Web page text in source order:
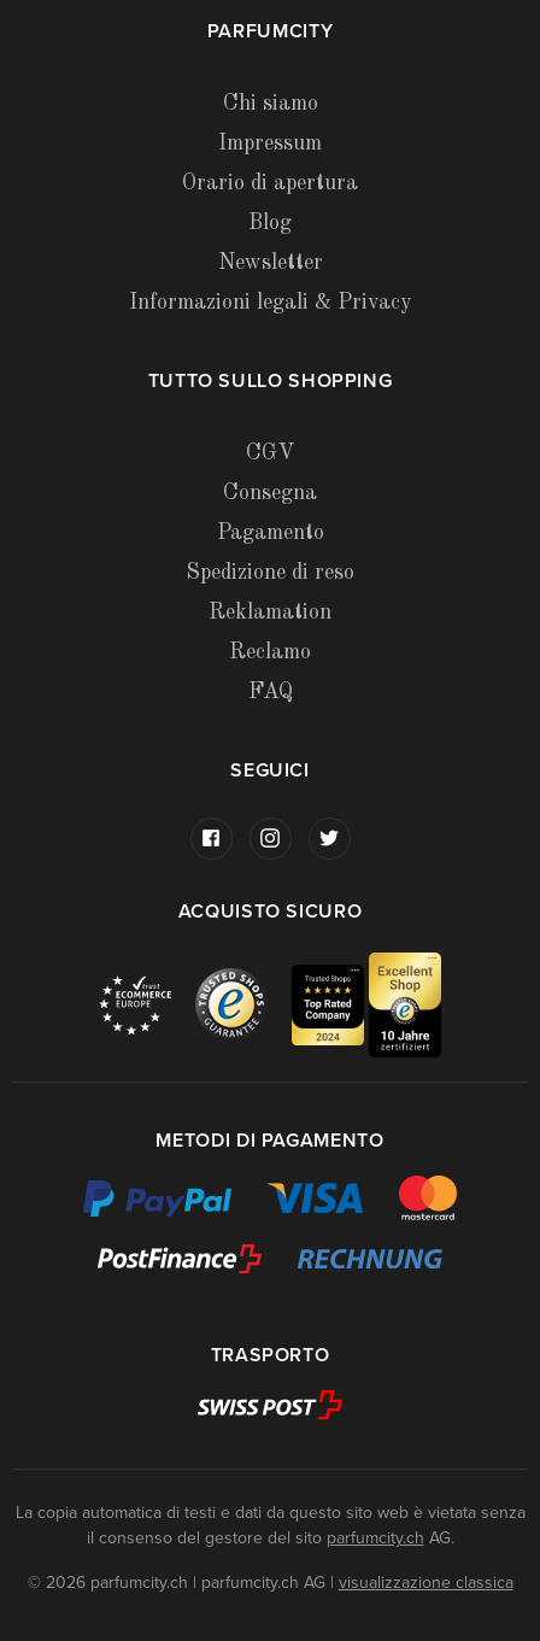
PARFUMCITY
Chi siamo
Impressum
Orario di apertura
Blog
Newsletter
Informazioni legali & Privacy
TUTTO SULLO SHOPPING
CGV
Consegna
Pagamento
Spedizione di reso
Reklamation
Reclamo
FAQ
SEGUICI
ACQUISTO SICURO
METODI DI PAGAMENTO
TRASPORTO
La copia automatica di testi e dati da questo sito web è vietata senza
il consenso del gestore del sito parfumcity.ch AG.
© 2026 parfumcity.ch | parfumcity.ch AG | visualizzazione classica